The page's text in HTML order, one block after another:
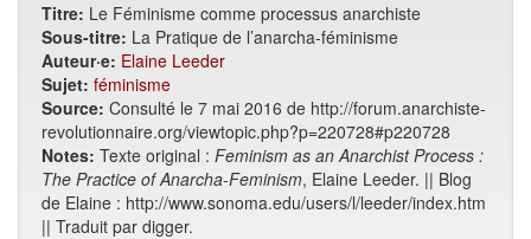
Titre: Le Féminisme comme processus anarchiste
Sous-titre: La Pratique de l’anarcha-féminisme
Auteur·e: Elaine Leeder
Sujet: féminisme
Source: Consulté le 7 mai 2016 de http://forum.anarchiste-
revolutionnaire.org/viewtopic.php?p=220728#p220728
Notes: Texte original : Feminism as an Anarchist Process :
The Practice of Anarcha-Feminism, Elaine Leeder. || Blog
de Elaine : http://www.sonoma.edu/users/l/leeder/index.htm
|| Traduit par digger.